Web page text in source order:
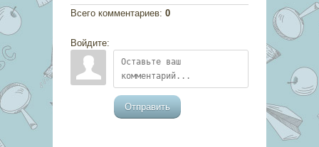
Всего комментариев: 0
Войдите:
Отправить